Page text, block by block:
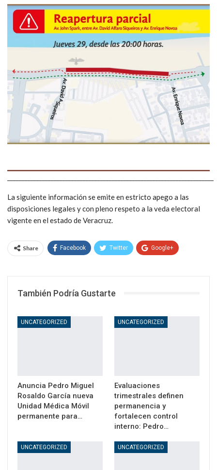
La siguiente información se emite en estricto apego a las
disposiciones legales y con pleno respeto a la veda electoral
vigente en el estado de Veracruz.
Share Facebook Twitter Google+
También Podría Gustarte
UNCATEGORIZED
Anuncia Pedro Miguel
Rosaldo García nueva
Unidad Médica Móvil
permanente para…
UNCATEGORIZED
Evaluaciones
trimestrales definen
permanencia y
fortalecen control
interno: Pedro…
UNCATEGORIZED UNCATEGORIZED